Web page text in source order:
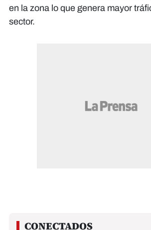
en la zona lo que genera mayor
sector.